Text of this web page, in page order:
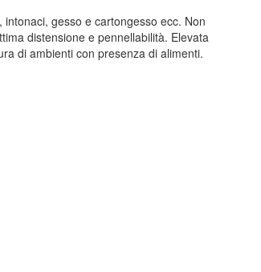
gesso e cartongesso ecc. Non
distensione e pennellabilità. Elevata
di ambienti con presenza di alimenti.